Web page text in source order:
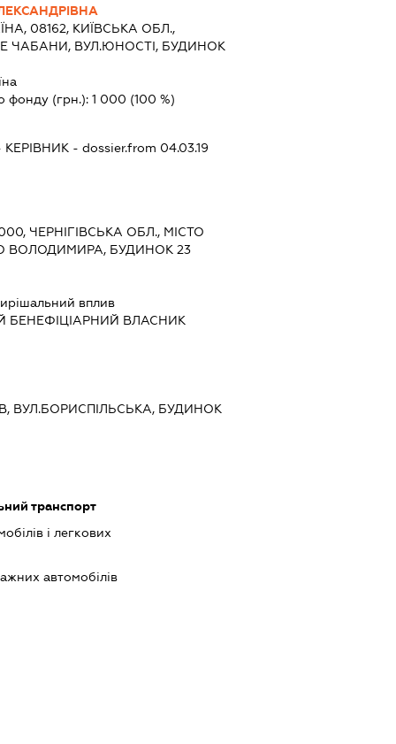
08162, КИЇВСЬКА ОБЛ.,
ЧАБАНИ, ВУЛ.ЮНОСТІ, БУДИНОК
фонду (грн.): 1 000 (100 %)
КЕРІВНИК - dossier.from 04.03.19
ЧЕРНІГІВСЬКА ОБЛ., МІСТО
ВОЛОДИМИРА, БУДИНОК 23
вплив
БЕНЕФІЦІАРНИЙ ВЛАСНИК
ВУЛ.БОРИСПІЛЬСЬКА, БУДИНОК
транспорт
і легкових
автомобілів